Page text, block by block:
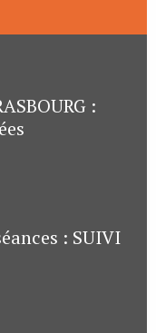
:
: SUIVI